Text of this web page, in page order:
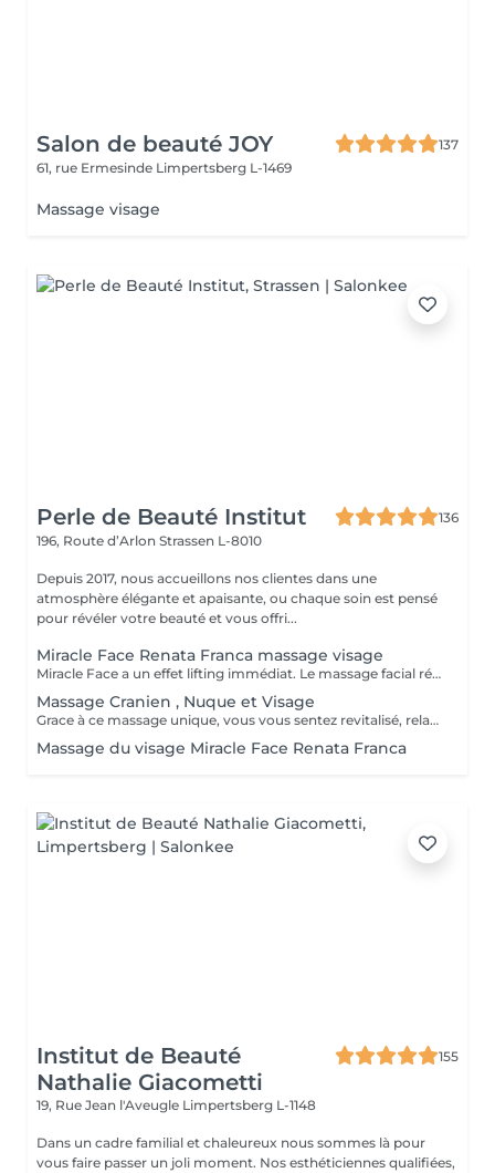
Salon de beauté JOY
137
61, rue Ermesinde Limpertsberg L-1469
Massage visage
Perle de Beauté Institut
136
196, Route d’Arlon Strassen L-8010
Depuis 2017, nous accueillons nos clientes dans une
atmosphère élégante et apaisante, ou chaque soin est pensé
pour révéler votre beauté et vous offri...
Miracle Face Renata Franca massage visage
Miracle Face a un effet lifting immédiat. Le massage facial réduit les gonflements, accentue les formes du visage et favorise la revitalisation naturelle de la peau. La méthode Miracle Face by Renata França a pour fonction de drainer les dèmes et de redéfinir les contours du visage. Grâce à des manuvres de drainage lymphatique et de massage modelant, elle offre un résultat exceptionnel.
Massage Cranien , Nuque et Visage
Grace à ce massage unique, vous vous sentez revitalisé, relaxé et apaisé (avec ou sans utilisation de produit)
Massage du visage Miracle Face Renata Franca
Institut de Beauté
Nathalie Giacometti
155
19, Rue Jean l'Aveugle Limpertsberg L-1148
Dans un cadre familial et chaleureux nous sommes là pour
vous faire passer un joli moment. Nos esthéticiennes qualifiées,